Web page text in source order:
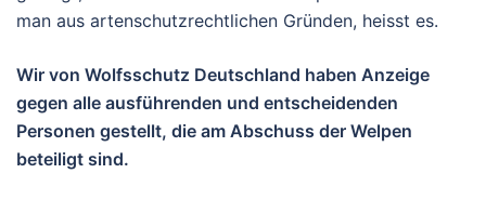
man aus artenschutzrechtlichen Gründen, heisst es.
Wir von Wolfsschutz Deutschland haben Anzeige
gegen alle ausführenden und entscheidenden
Personen gestellt, die am Abschuss der Welpen
beteiligt sind.